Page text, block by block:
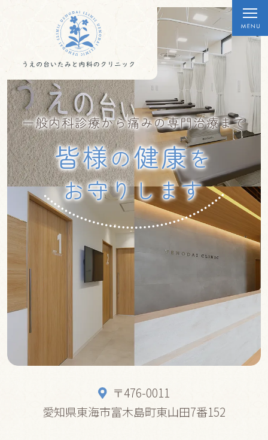
一般内科診療から痛みの専門治療まで
皆様の健康を
お守りします
〒476-0011
愛知県東海市富木島町東山田7番152